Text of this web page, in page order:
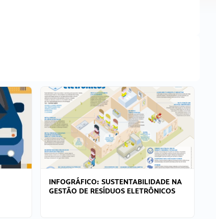
INFOGRÁFICO: SUSTENTABILIDADE NA
GESTÃO DE RESÍDUOS ELETRÔNICOS